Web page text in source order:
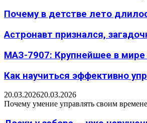
Почему в детстве лето
Астронавт признался,
МАЗ-7907: Крупнейшее в мире
Как научиться эффективно
20.03.202620.03.2026
Почему умение управлять своим